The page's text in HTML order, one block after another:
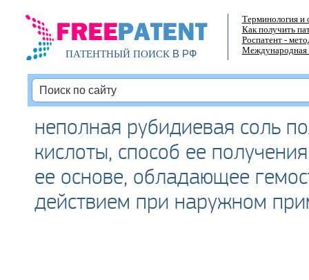
ПАТЕНТНЫЙ ПОИСКВ РФ
Терминология и
Как получить
Роспатент -
Международная
неполная рубидиевая соль
кислоты, способ ее
ее основе, обладающее
действием при наружном